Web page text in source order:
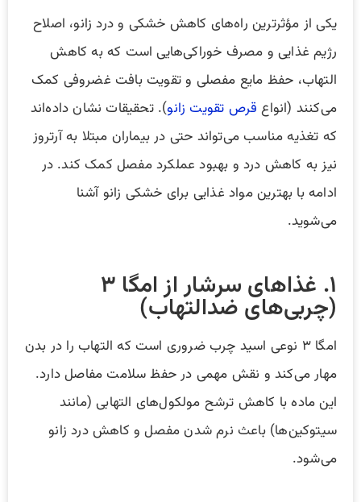
یکی از مؤثرترین راه‌های کاهش خشکی و درد زانو، اصلاح
رژیم غذایی و مصرف خوراکی‌هایی است که به کاهش
التهاب، حفظ مایع مفصلی و تقویت بافت غضروفی کمک
می‌کنند (انواع قرص تقویت زانو). تحقیقات نشان داده‌اند
که تغذیه مناسب می‌تواند حتی در بیماران مبتلا به آرتروز
نیز به کاهش درد و بهبود عملکرد مفصل کمک کند. در
ادامه با بهترین مواد غذایی برای خشکی زانو آشنا
می‌شوید.
۱. غذاهای سرشار از امگا ۳
(چربی‌های ضدالتهاب)
امگا ۳ نوعی اسید چرب ضروری است که التهاب را در بدن
مهار می‌کند و نقش مهمی در حفظ سلامت مفاصل دارد.
این ماده با کاهش ترشح مولکول‌های التهابی (مانند
سیتوکین‌ها) باعث نرم شدن مفصل و کاهش درد زانو
می‌شود.